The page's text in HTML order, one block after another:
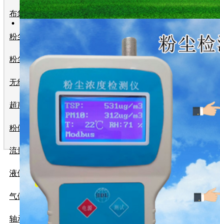
取得国家粉尘
高炉煤气粉尘浓
应来确认尘
度，压力，
高炉煤气粉尘浓
WKD-6
线性度好，
强，易于远距
布袋检漏仪
粉尘检测仪
粉尘浓度仪
无线远传系统
超声波流量计
粉体流量计
流量计
液位计
气体检测仪
轴承测温及跑偏控制系统